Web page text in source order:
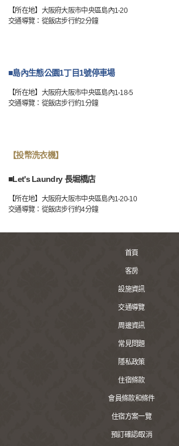
【所在地】大阪府大阪市中央區島內1-20
交通導覽：從飯店步行約2分鐘
■島內生態公園1丁目1號停車場
【所在地】大阪府大阪市中央區島內1-18-5
交通導覽：從飯店步行約1分鐘
【投幣洗衣機】
■Let's Laundry 長堀橋店
【所在地】大阪府大阪市中央區島內1-20-10
交通導覽：從飯店步行約4分鐘
首頁
客房
設施資訊
交通導覽
周邊資訊
常見問題
隱私政策
住宿條款
會員條款和條件
住宿方案一覽
預訂確認/取消